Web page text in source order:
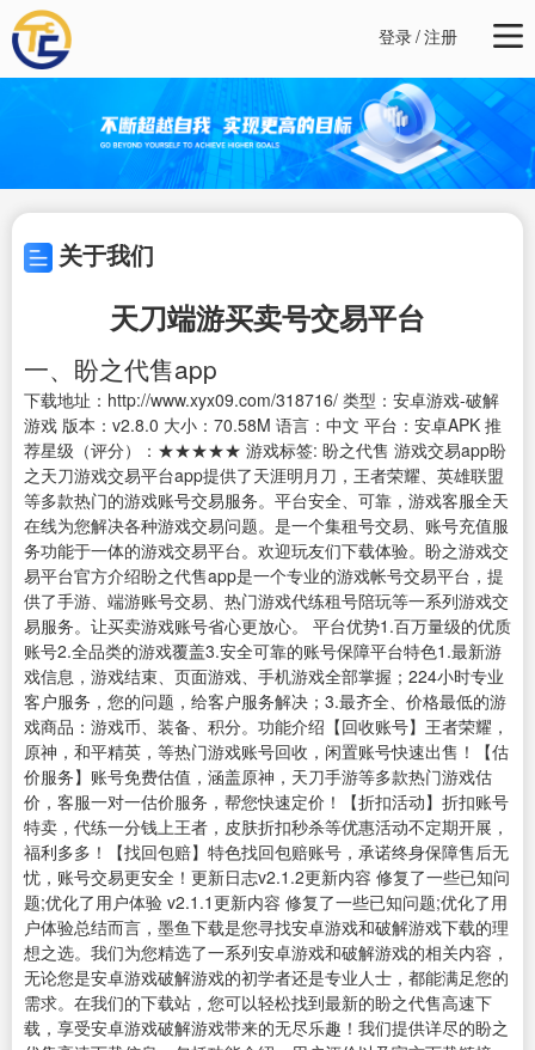
登录/注册
关于我们
天刀端游买卖号交易平台
一、盼之代售app
下载地址：http://www.xyx09.com/318716/ 类型：安卓游戏-破解
游戏 版本：v2.8.0 大小：70.58M 语言：中文 平台：安卓APK 推
荐星级（评分）：★★★★★ 游戏标签: 盼之代售 游戏交易app盼
之天刀游戏交易平台app提供了天涯明月刀，王者荣耀、英雄联盟
等多款热门的游戏账号交易服务。平台安全、可靠，游戏客服全天
在线为您解决各种游戏交易问题。是一个集租号交易、账号充值服
务功能于一体的游戏交易平台。欢迎玩友们下载体验。盼之游戏交
易平台官方介绍盼之代售app是一个专业的游戏帐号交易平台，提
供了手游、端游账号交易、热门游戏代练租号陪玩等一系列游戏交
易服务。让买卖游戏账号省心更放心。 平台优势1.百万量级的优质
账号2.全品类的游戏覆盖3.安全可靠的账号保障平台特色1.最新游
戏信息，游戏结束、页面游戏、手机游戏全部掌握；224小时专业
客户服务，您的问题，给客户服务解决；3.最齐全、价格最低的游
戏商品：游戏币、装备、积分。功能介绍【回收账号】王者荣耀，
原神，和平精英，等热门游戏账号回收，闲置账号快速出售！【估
价服务】账号免费估值，涵盖原神，天刀手游等多款热门游戏估
价，客服一对一估价服务，帮您快速定价！【折扣活动】折扣账号
特卖，代练一分钱上王者，皮肤折扣秒杀等优惠活动不定期开展，
福利多多！【找回包赔】特色找回包赔账号，承诺终身保障售后无
忧，账号交易更安全！更新日志v2.1.2更新内容 修复了一些已知问
题;优化了用户体验 v2.1.1更新内容 修复了一些已知问题;优化了用
户体验总结而言，墨鱼下载是您寻找安卓游戏和破解游戏下载的理
想之选。我们为您精选了一系列安卓游戏和破解游戏的相关内容，
无论您是安卓游戏破解游戏的初学者还是专业人士，都能满足您的
需求。在我们的下载站，您可以轻松找到最新的盼之代售高速下
载，享受安卓游戏破解游戏带来的无尽乐趣！我们提供详尽的盼之